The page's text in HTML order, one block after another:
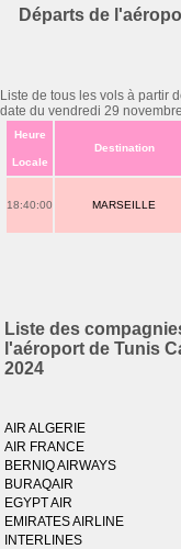
Départs de
Liste de tous les vols à partir
date du vendredi 29
Heure
Locale
Destination
18:40:00 MARSEILLE
Liste des
l'aéroport de Tunis
2024
AIR ALGERIE
AIR FRANCE
BERNIQ AIRWAYS
BURAQAIR
EGYPT AIR
EMIRATES AIRLINE
INTERLINES